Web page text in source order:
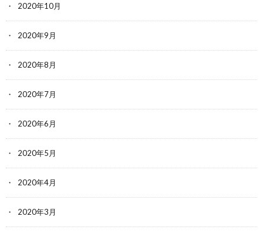
2020年10月
2020年9月
2020年8月
2020年7月
2020年6月
2020年5月
2020年4月
2020年3月